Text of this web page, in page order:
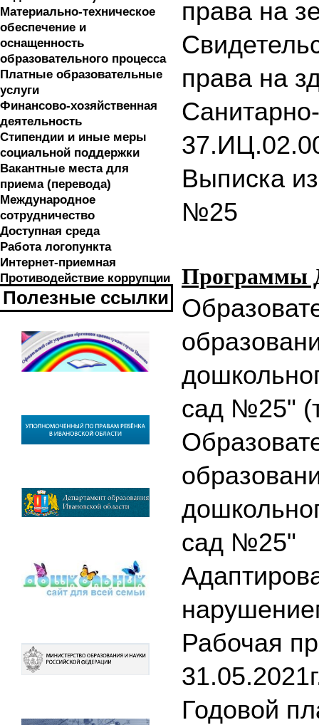
Материально-техническое
обеспечение и
оснащенность
образовательного процесса
Платные образовательные
услуги
Финансово-хозяйственная
деятельность
Стипендии и иные меры
социальной поддержки
Вакантные места для
приема (перевода)
Международное
сотрудничество
Доступная среда
Работа логопункта
Интернет-приемная
Противодействие коррупции
Полезные ссылки
права на
С
права на
Выписка
№25
Программы
сад №25"
сад №25"
Рабочая
Годовой